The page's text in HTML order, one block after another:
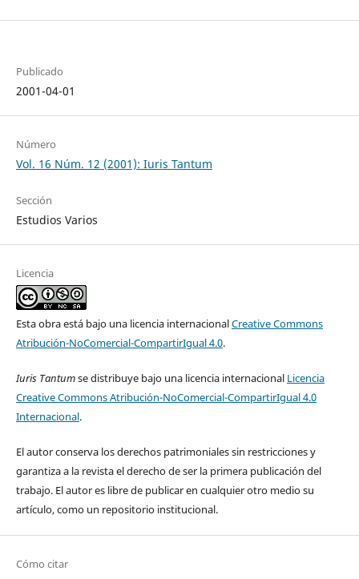
Publicado
2001-04-01
Número
Vol. 16 Núm. 12 (2001): Iuris Tantum
Sección
Estudios Varios
Licencia
Esta obra está bajo una licencia internacionalCreative Commons
Atribución-NoComercial-CompartirIgual 4.0.
Iuris Tantumse distribuye bajo una licencia internacional Licencia
Creative Commons Atribución-NoComercial-CompartirIgual 4.0
Internacional.
El autor conserva los derechos patrimoniales sin restricciones y
garantiza a la revista el derecho de ser la primera publicación del
trabajo. El autor es libre de publicar en cualquier otro medio su
artículo, como un repositorio institucional.
Cómo citar